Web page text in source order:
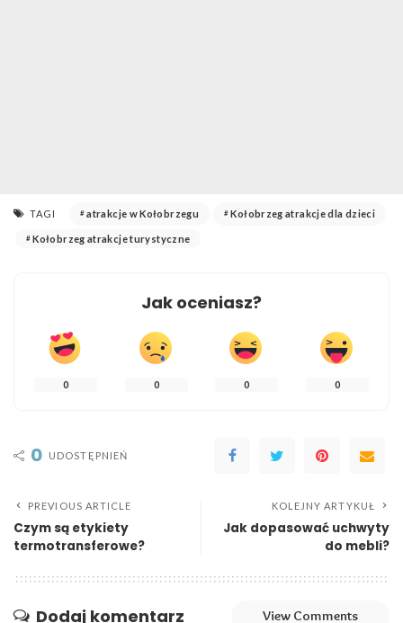
TAGI atrakcje w Kołobrzegu Kołobrzeg atrakcje dla dzieci
Kołobrzeg atrakcje turystyczne
Jak oceniasz?
0 0 0 0
0 UDOSTĘPNIEŃ
PREVIOUS ARTICLE
Czym są etykiety
termotransferowe?
KOLEJNY ARTYKUŁ
Jak dopasować uchwyty
do mebli?
Dodaj komentarz View Comments